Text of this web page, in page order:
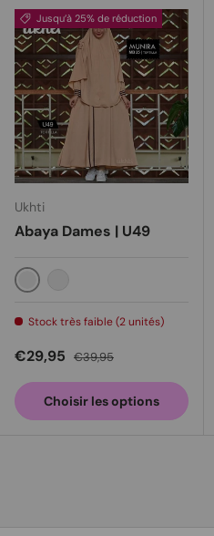
Jusqu’à 25% de réduction
Ukhti
Abaya Dames | U49
tortilla
Stock très faible (2 unités)
Prix soldé
€29,95 Prix habituel
€39,95
Choisir les options